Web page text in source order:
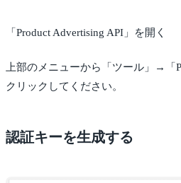
「Product Advertising API」を開く
上部のメニューから「ツール」→「
クリックしてください。
認証キーを生成する